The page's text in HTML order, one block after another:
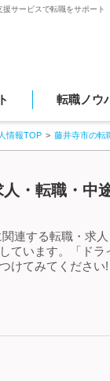
サービスで転職をサポート
転職ノウ
情報TOP 藤井寺市の転
・転職・中
連する転職・求
ています。「ド
けてみてください!